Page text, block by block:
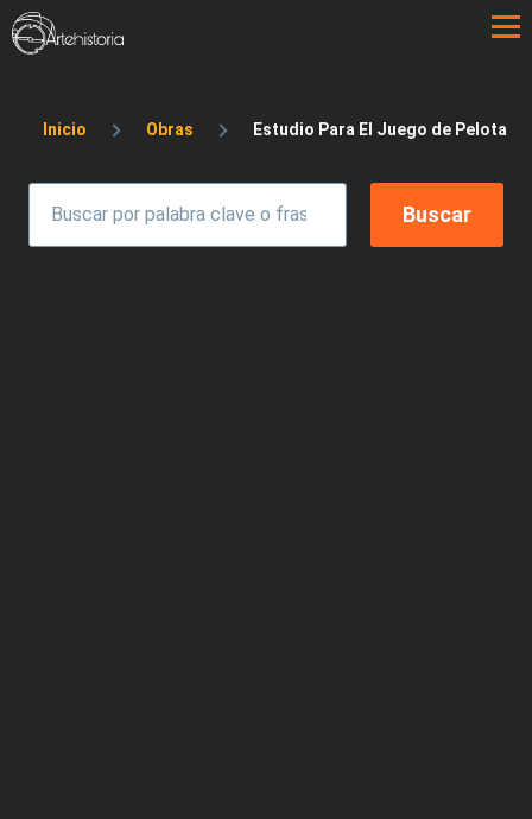
Pasar al contenido principal
Sobrescribir enlaces de ayuda a la
Inicio Obras Estudio Para El Juego de Pelota